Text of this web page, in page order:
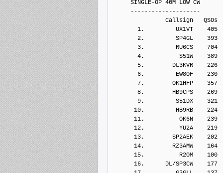
SINGLE-OP 40M LOW CW
--------------------
Callsign   QSOs  Points
1.         UX1VT    405
2.         SP4GL    393
3.         RU6CS    704
4.          S51W    389
5.        DL3KVR    226
6.         EW8OF    230
7.        OK1HFP    357
8.        HB9CPS    269
9.         S51DX    321
10.         HB9RB    224
11.          OK6N    239
12.          YU2A    219
13.        SP2AEK    202
14.        RZ3AMW    164
15.          R2OM    100
16.      DL/SP3CW    177